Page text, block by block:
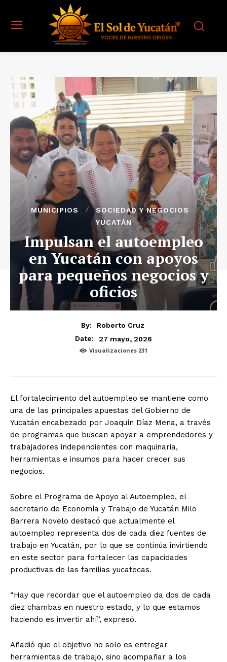
MUNICIPIOS
SOCIEDAD Y NEGOCIOS
YUCATÁN
Impulsan el autoempleo
en Yucatán con apoyos
para pequeños negocios y
oficios
By:
Roberto Cruz
Date:
27 mayo, 2026
Visualizaciones 231
El fortalecimiento del autoempleo se mantiene como
una de las principales apuestas del Gobierno de
Yucatán encabezado por Joaquín Díaz Mena, a través
de programas que buscan apoyar a emprendedores y
trabajadores independientes con maquinaria,
herramientas e insumos para hacer crecer sus
negocios.
Sobre el Programa de Apoyo al Autoempleo, el
secretario de Economía y Trabajo de Yucatán Milo
Barrera Novelo destacó que actualmente el
autoempleo representa dos de cada diez fuentes de
trabajo en Yucatán, por lo que se continúa invirtiendo
en este sector para fortalecer las capacidades
productivas de las familias yucatecas.
“Hay que recordar que el autoempleo da dos de cada
diez chambas en nuestro estado, y lo que estamos
haciendo es invertir ahí”, expresó.
Añadió que el objetivo no solo es entregar
herramientas de trabajo, sino acompañar a los